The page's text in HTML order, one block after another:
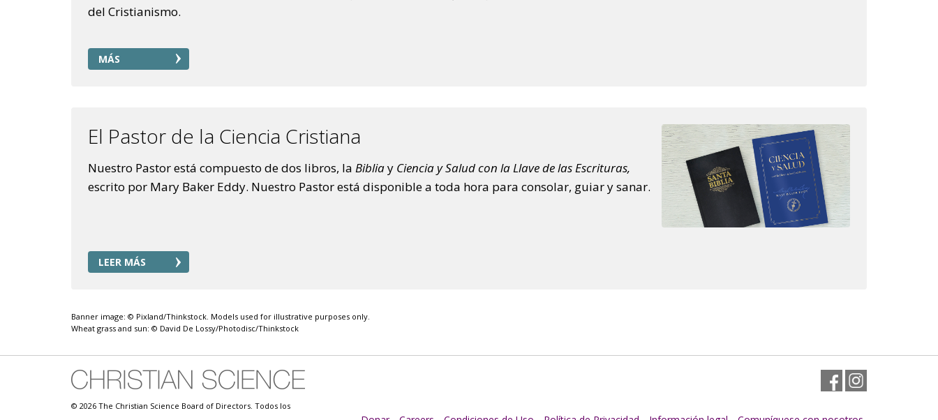
del Cristianismo.
MÁS
El Pastor de la Ciencia Cristiana
Nuestro Pastor está compuesto de dos libros, la Bibliay Ciencia y Salud con la Llave de las Escrituras,
escrito por Mary Baker Eddy. Nuestro Pastor está disponible a toda hora para consolar, guiar y sanar.
LEER MÁS
Banner image: © Pixland/Thinkstock. Models used for illustrative purposes only.
Wheat grass and sun: © David De Lossy/Photodisc/Thinkstock
FacebookInstagram
© 2026 The Christian Science Board of Directors. Todos los